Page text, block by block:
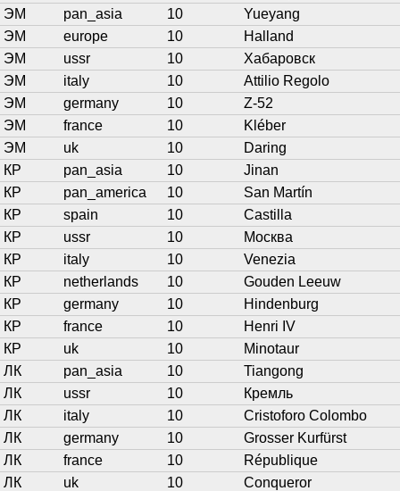
ЭМ
pan_asia 10
Yueyang
ЭМ
europe 10
Halland
ЭМ
ussr 10
Хабаровск
ЭМ
italy 10
Attilio Regolo
ЭМ
germany 10
Z-52
ЭМ
france 10
Kléber
ЭМ
uk 10
Daring
КР
pan_asia 10
Jinan
КР
pan_america 10
San Martín
КР
spain 10
Castilla
КР
ussr 10
Москва
КР
italy 10
Venezia
КР
netherlands 10
Gouden Leeuw
КР
germany 10
Hindenburg
КР
france 10
Henri IV
КР
uk 10
Minotaur
ЛК
pan_asia 10
Tiangong
ЛК
ussr 10
Кремль
ЛК
italy 10
Cristoforo Colombo
ЛК
germany 10
Grosser Kurfürst
ЛК
france 10
République
ЛК
uk 10
Conqueror